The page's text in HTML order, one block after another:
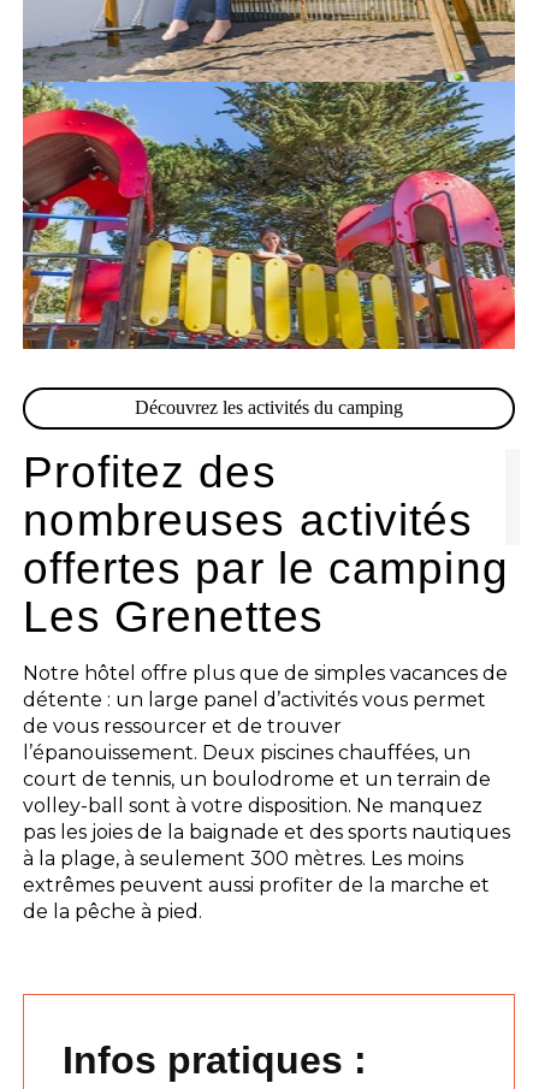
Découvrez les activités du camping
Profitez des
nombreuses activités
offertes par le camping
Les Grenettes
Notre hôtel offre plus que de simples vacances de
détente : un large panel d’activités vous permet
de vous ressourcer et de trouver
l’épanouissement. Deux piscines chauffées, un
court de tennis, un boulodrome et un terrain de
volley-ball sont à votre disposition. Ne manquez
pas les joies de la baignade et des sports nautiques
à la plage, à seulement 300 mètres. Les moins
extrêmes peuvent aussi profiter de la marche et
de la pêche à pied.
Infos pratiques :